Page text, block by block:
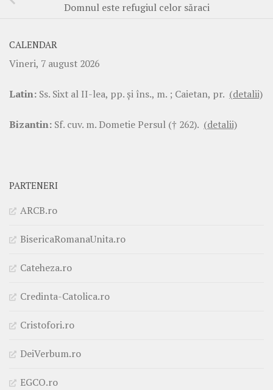
Domnul este refugiul celor săraci
CALENDAR
Vineri, 7 august 2026
Latin: Ss. Sixt al II-lea, pp. şi îns., m. ; Caietan, pr. (detalii)
Bizantin: Sf. cuv. m. Dometie Persul († 262). (detalii)
PARTENERI
ARCB.ro
BisericaRomanaUnita.ro
Cateheza.ro
Credinta-Catolica.ro
Cristofori.ro
DeiVerbum.ro
EGCO.ro